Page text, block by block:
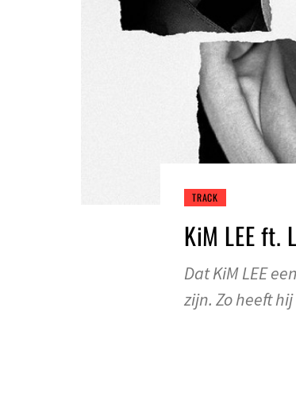
TRACK
KiM LEE ft.
Dat KiM LEE
zijn. Zo heeft hij